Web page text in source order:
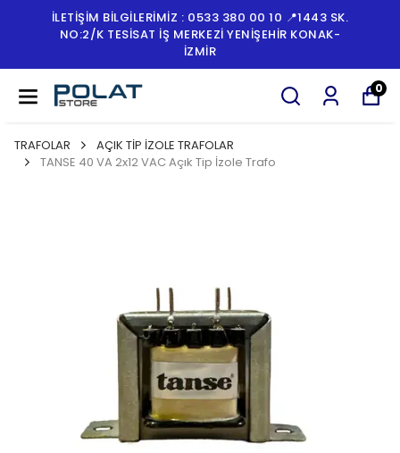
İLETİŞİM BİLGİLERİMİZ : 0533 380 00 10 📍1443 SK.
NO:2/K TESISAT İŞ MERKEZI YENIŞEHIR KONAK-
İZMİR
0
TRAFOLAR
AÇIK TİP İZOLE TRAFOLAR
TANSE 40 VA 2x12 VAC Açık Tip İzole Trafo